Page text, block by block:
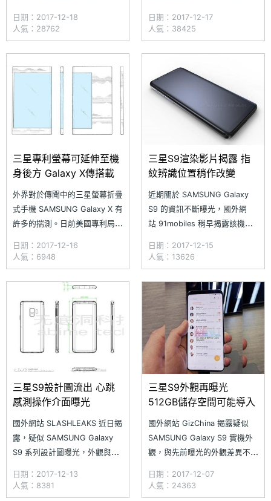
援 4G VoLTE 服務，包括
SAMSUNG Galaxy S7 edge、
Galaxy S8、Galaxy S8+、
Galaxy Note 8、Galaxy J3 20
日期：2017-12-18
人氣：28762
2018 世界通訊展前一天，也就
是西班牙當地時間 2 月 25 日
正式發表。更有知情人士向
《SOGI 手機王》透露，
SAMSUNG Galaxy S9 / S9+
最快
日期：2017-12-17
人氣：38425
三星專利螢幕可延伸至機
身後方 Galaxy X傳搭載
外界對於傳聞中的三星螢幕折疊
式手機 SAMSUNG Galaxy X 有
許多的揣測。日前美國專利局
2016 年 9 月 2 日所遞出的一
項專利，內容顯示三星正在開發
另一種螢幕折疊裝置，某個角度
可發現該機類似 2015 年 1 月推
出的 SAMSUNG Galaxy No
日期：2017-12-16
人氣：6948
三星S9渲染影片揭露 指
紋辨識位置稍作改變
近期關於 SAMSUNG Galaxy
S9 的資訊不斷曝光，國外網
站 91mobiles 稍早揭露該機渲
外觀細節，正面並未像先前傳聞
將下巴給取消，螢幕上下仍保留
對稱的視覺感受，並承襲無邊際
螢幕設計，左右曲面弧度較
Galaxy S8 來的大，螢幕上方具
備多種
日期：2017-12-15
人氣：13626
三星S9設計圖流出 心跳
感測操作介面曝光
國外網站 SLASHLEAKS 近日揭
露，疑似 SAMSUNG Galaxy
S9 系列設計圖曝光，外觀與近
圖可發現，SAMSUNG Galaxy
S9 的指紋辨識有別於 Galaxy
日期：2017-12-13
人氣：8381
三星S9外觀再曝光
512GB儲存空間可能導入
國外網站 GizChina 揭露疑似
SAMSUNG Galaxy S9 實機外
觀，與先前曝光的外觀差異不
預留位置取消，不過螢幕上方因
配置前置鏡頭與其他感應器，因
日期：2017-12-07
人氣：24363